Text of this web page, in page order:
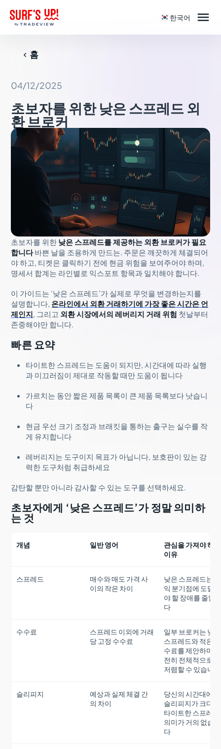
한국어 
 홈
04/12/2025
초보자를 위한 낮은 스프레드 외
환 브로커
초보자를 위한 낮은 스프레드를 제공하는 외환 브로커가 필요
합니다바쁜 날을 조용하게 만드는. 주문은 깨끗하게 체결되어
야 하고, 티켓은 클릭하기 전에 현금 위험을 보여주어야 하며,
명세서 합계는 라인별로 익스포트 항목과 일치해야 합니다.
이 가이드는 ‘낮은 스프레드’가 실제로 무엇을 변경하는지를
설명합니다, 온라인에서 외환 거래하기에 가장 좋은 시간은 언
제인지, 그리고 외환 시장에서의 레버리지 거래 위험 첫날부터
존중해야만 합니다.
빠른 요약
타이트한 스프레드는 도움이 되지만, 시간대에 따라 실행
과 미끄러짐이 제대로 작동할 때만 도움이 됩니다
가르치는 동안 짧은 제품 목록이 큰 제품 목록보다 낫습니
다
현금 우선 크기 조정과 브래킷을 통하는 출구는 실수를 작
게 유지합니다
레버리지는 도구이지 목표가 아닙니다, 보호판이 있는 강
력한 도구처럼 취급하세요
감탄할 뿐만 아니라 감사할 수 있는 도구를 선택하세요.
초보자에게 ‘낮은 스프레드’가 정말 의미하
는 것
개념 일반 영어
관심을 가져야 하는
이유
스프레드
매수와 매도 가격 사
이의 작은 차이
낮은 스프레드는 손
익 분기점에 도달해
야 할 장애를 줄입
다
수수료
스프레드 이외에 거래
당 고정 수수료
일부 브로커는 낮은
스프레드와 적은 수
수료를 제안하며,
전히 전체적으로 더
저렴할 수 있습니다
슬리피지
예상과 실제 체결 간
의 차이
당신의 시간대에서
슬리피지가 크다면
타이트한 스프레
의미가 거의 없습니
다